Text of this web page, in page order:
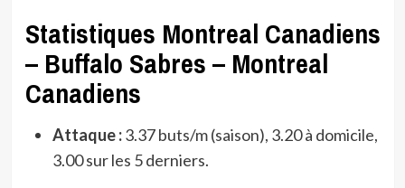
Statistiques Montreal Canadiens
– Buffalo Sabres – Montreal
Canadiens
Attaque :3.37 buts/m (saison), 3.20 à domicile,
3.00 sur les 5 derniers.